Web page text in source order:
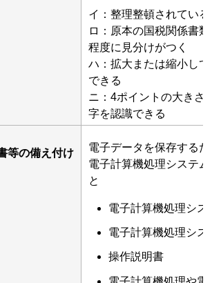
イ：整理整頓されている
ロ：原本の国税関係書
程度に見分けがつく
ハ：拡大または縮小し
できる
ニ：4ポイントの大きさ
字を認識できる
等の備え付け
電子データを保存する
電子計算機処理システ
と
電子計算機処理シ
電子計算機処理シ
操作説明書